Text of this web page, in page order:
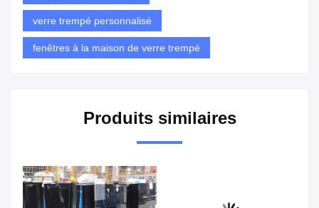
verre trempé personnalisé
fenêtres à la maison de verre trempé
Produits similaires